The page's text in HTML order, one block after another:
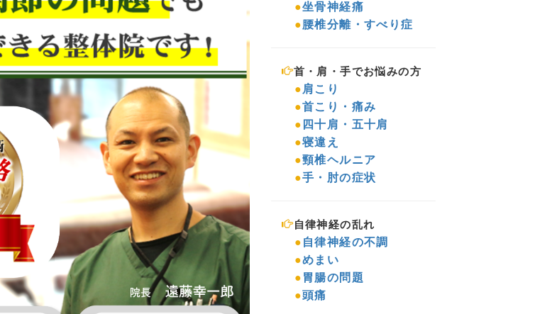
●坐骨神経痛
●腰椎分離・すべり症
首・肩・手でお悩みの方
● 肩こり
●首こり・痛み
● 四十肩・五十肩
●寝違え
●頸椎ヘルニア
●手・肘の症状
自律神経の乱れ
● 自律神経の不調
●めまい
● 胃腸の問題
●頭痛